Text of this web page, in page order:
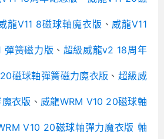
龍V11 8磁球軸魔衣版 、 威龍V11
彈簧磁力版 、 超級威龍v2 18周年
磁球軸彈簧磁力魔衣版 、 超級威
衣版 、 威龍WRM V10 20磁球軸
V10 20磁球軸彈力魔衣版 軸